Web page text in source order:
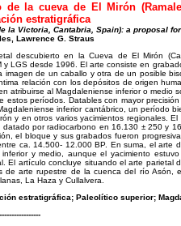
de la cueva de El Mirón
estratigráfica
la Victoria, Cantabria, Spain): a proposal
Lawrence G. Straus
descubierto en la Cueva de El Mirón
y LGS desde 1996. El arte consiste en
de un caballo y otra de un posible
relación con los depósitos de origen
atribuirse al Magdaleniense inferior o medio
estos períodos. Datables con mayor
inferior cantábrico, un período
y en otros varios yacimientos regionales.
por radiocarbono en 16.130 ± 250 y
el bloque y sus grabados fueron
ca. 14.500- 12.000 BP. En suma, el arte
y medio, aunque el yacimiento
El artículo concluye situando el arte parietal
de arte rupestre de la cuenca del río Asón,
La Haza y Cullalvera.
estratigráfica; Paleolítico superior;